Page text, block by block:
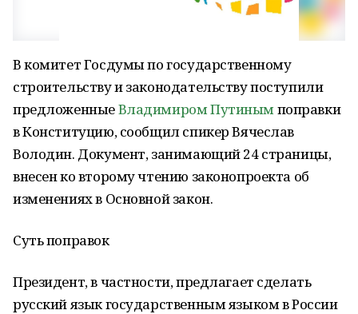
В комитет Госдумы по государственному
строительству и законодательству поступили
предложенныеВладимиром Путинымпоправки
в Конституцию, сообщил спикер Вячеслав
Володин. Документ, занимающий 24 страницы,
внесен ко второму чтению законопроекта об
изменениях в Основной закон.
Суть поправок
Президент, в частности, предлагает сделать
русский язык государственным языком в России